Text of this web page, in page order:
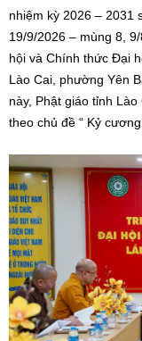
nhiệm kỳ 2026 – 2031
19/9/2026 – mùng 8,
hội và Chính thức Đại
Lào Cai, phường Yên
này, Phật giáo tỉnh
theo chủ đề “ Kỷ